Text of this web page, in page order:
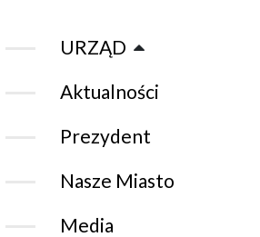
URZĄD
Aktualności
Prezydent
Nasze Miasto
Media